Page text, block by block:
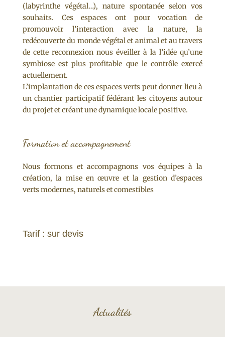
(labyrinthe végétal…), nature spontanée selon vos
souhaits. Ces espaces ont pour vocation de
promouvoir l’interaction avec la nature, la
redécouverte du monde végétal et animal et au travers
de cette reconnexion nous éveiller à la l’idée qu’une
symbiose est plus profitable que le contrôle exercé
actuellement.
L’implantation de ces espaces verts peut donner lieu à
un chantier participatif fédérant les citoyens autour
du projet et créant une dynamique locale positive.
Formation et accompagnement
Nous formons et accompagnons vos équipes à la
création, la mise en œuvre et la gestion d’espaces
verts modernes, naturels et comestibles
Tarif : sur devis
Actualités